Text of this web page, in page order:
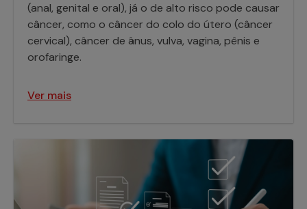
(anal, genital e oral), já o de alto risco pode causar
câncer, como o câncer do colo do útero (câncer
cervical), câncer de ânus, vulva, vagina, pênis e
orofaringe.
Ver mais